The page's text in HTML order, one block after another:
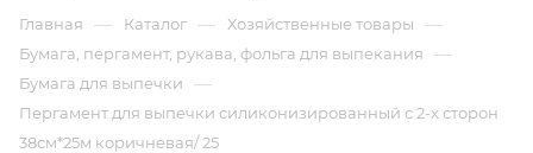
Главная — Каталог — Хозяйственные товары —
Бумага, пергамент, рукава, фольга для выпекания —
Бумага для выпечки —
Пергамент для выпечки силиконизированный с 2-х сторон
38см*25м коричневая/ 25